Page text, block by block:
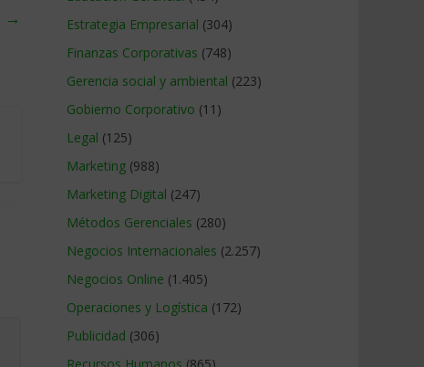
→
Estrategia Empresarial (304)
Finanzas Corporativas (748)
Gerencia social y ambiental (223)
Gobierno Corporativo (11)
Legal (125)
Marketing (988)
Marketing Digital (247)
Métodos Gerenciales (280)
Negocios Internacionales (2.257)
Negocios Online (1.405)
Operaciones y Logística (172)
Publicidad (306)